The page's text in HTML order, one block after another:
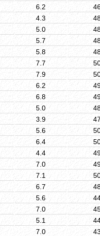
6.2
4.3
5.0
5.7
5.8
7.7
7.9
6.2
6.8
5.0
3.9
5.6
6.4
4.4
7.0
7.1
6.7
5.6
7.0
5.1
7.0